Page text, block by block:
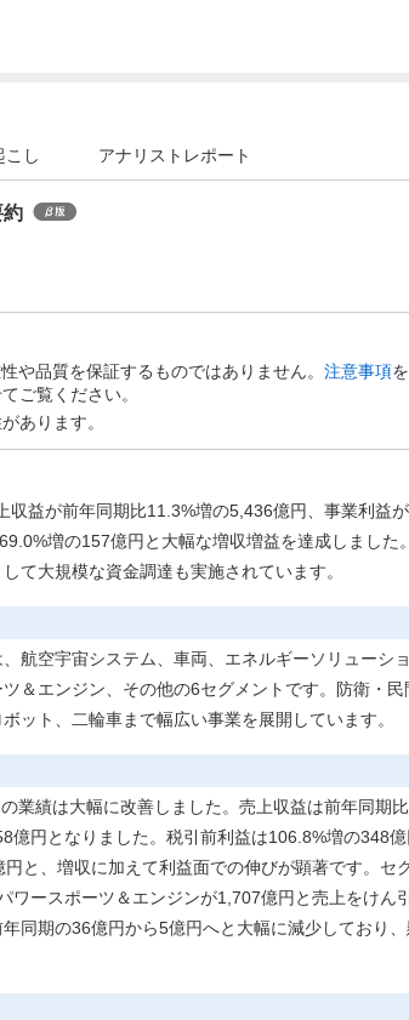
こし アナリストレポート
約
や品質を保証するものではありません。 注意事項
ご覧ください。
あります。
益が前年同期比11.3%増の5,436億円、事業利益が
増の157億円と大幅な増収増益を達成しました
て大規模な資金調達も実施されています。
航空宇宙システム、車両、エネルギーソリューシ
＆エンジン、その他の6セグメントです。防衛・民
ット、二輪車まで幅広い事業を展開しています。
業績は大幅に改善しました。売上収益は前年同期比
円となりました。税引前利益は106.8%増の348億
と、増収に加えて利益面での伸びが顕著です。セ
ワースポーツ＆エンジンが1,707億円と売上をけん
同期の36億円から5億円へと大幅に減少しており